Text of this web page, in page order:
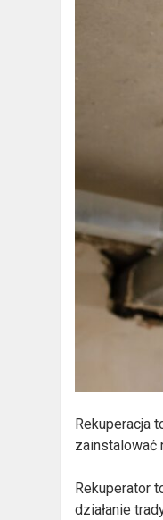
Rekuperacja
zainstalować
Rekuperator
działanie